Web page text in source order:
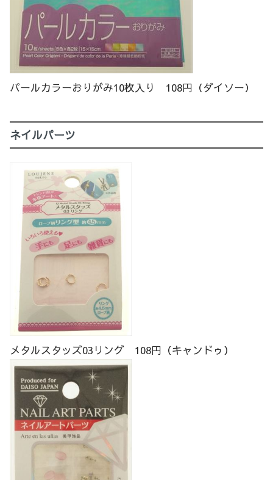
パールカラーおりがみ10枚入り 108円（ダイソー）
ネイルパーツ
メタルスタッズ03リング 108円（キャンドゥ）